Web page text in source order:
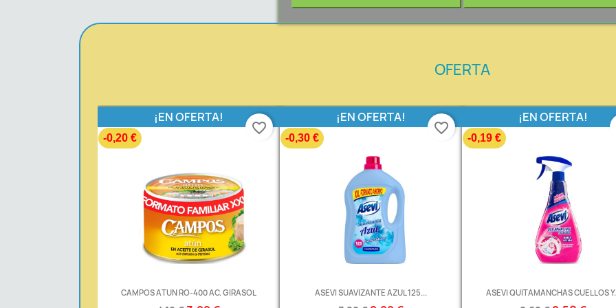
OFERTA
CAMPOS ATUN RO-400 AC. GIRASOL
¡EN OFERTA!
-0,20 €
favorite_border
ASEVI SUAVIZANTE AZUL 125...
¡EN OFERTA!
-0,30 €
favorite_border
ASEVI QUITAMANCHAS CUELLOS
¡EN OFERTA!
-0,19 €